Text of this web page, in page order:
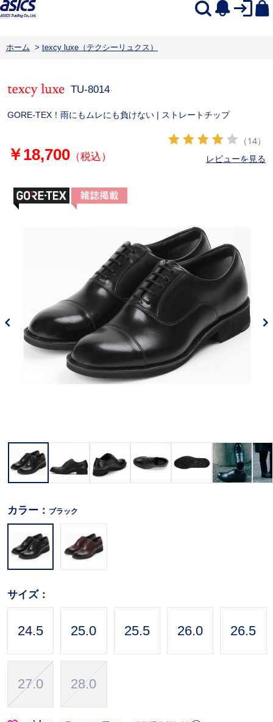
ホーム > texcy luxe（テクシーリュクス）
TU-8014
GORE-TEX！雨にもムレにも負けない | ストレートチップ
￥18,700（税込）
（14）
レビューを見る
カラー： ブラック
サイズ：
24.5 25.0 25.5 26.0 26.5
27.0 28.0